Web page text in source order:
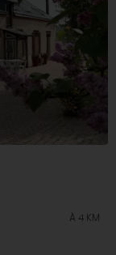
À 4 KM